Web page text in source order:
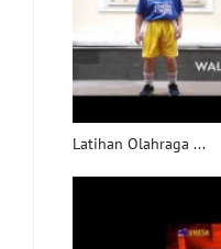
Latihan Olahraga ...